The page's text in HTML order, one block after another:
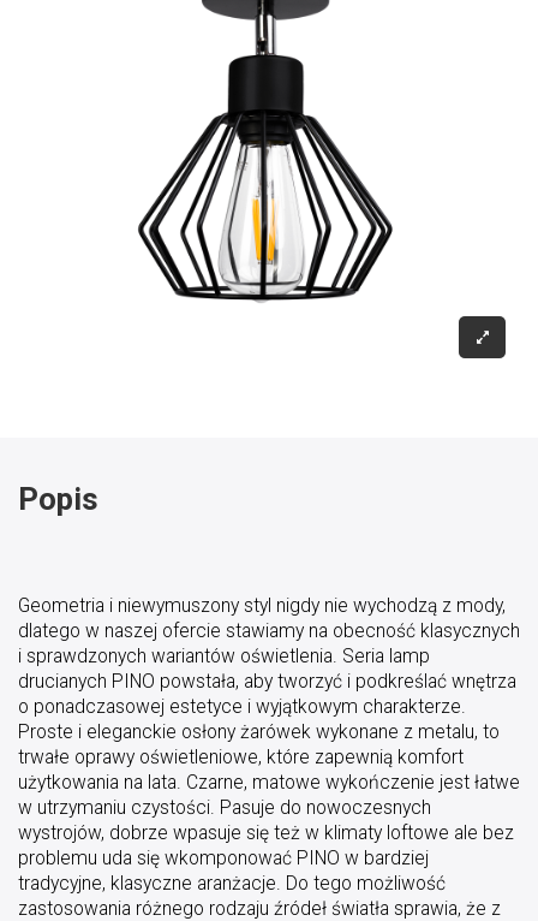
Popis
Geometria i niewymuszony styl nigdy nie wychodzą z mody,
dlatego w naszej ofercie stawiamy na obecność klasycznych
i sprawdzonych wariantów oświetlenia. Seria lamp
drucianych PINO powstała, aby tworzyć i podkreślać wnętrza
o ponadczasowej estetyce i wyjątkowym charakterze.
Proste i eleganckie osłony żarówek wykonane z metalu, to
trwałe oprawy oświetleniowe, które zapewnią komfort
użytkowania na lata. Czarne, matowe wykończenie jest łatwe
w utrzymaniu czystości. Pasuje do nowoczesnych
wystrojów, dobrze wpasuje się też w klimaty loftowe ale bez
problemu uda się wkomponować PINO w bardziej
tradycyjne, klasyczne aranżacje. Do tego możliwość
zastosowania różnego rodzaju źródeł światła sprawia, że z